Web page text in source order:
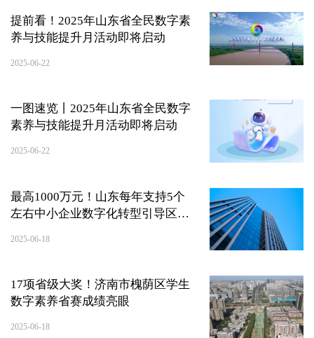
提前看！2025年山东省全民数字素
养与技能提升月活动即将启动
2025-06-22
一图速览丨2025年山东省全民数字
素养与技能提升月活动即将启动
2025-06-22
最高1000万元！山东每年支持5个
左右中小企业数字化转型引导区试
2025-06-18
17项省级大奖！济南市槐荫区学生
数字素养省赛成绩亮眼
2025-06-18